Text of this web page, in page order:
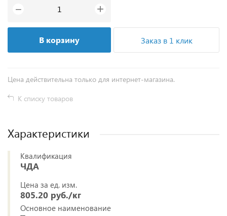
− +
В корзину Заказ в 1 клик
Цена действительна только для интернет-магазина.
К списку товаров
Характеристики
Квалификация
ЧДА
Цена за ед. изм.
805.20 руб./кг
Основное наименование